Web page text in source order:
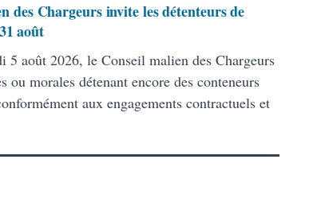
des Chargeurs invite les détenteurs de
août
août 2026, le Conseil malien des Chargeurs
morales détenant encore des conteneurs
aux engagements contractuels et